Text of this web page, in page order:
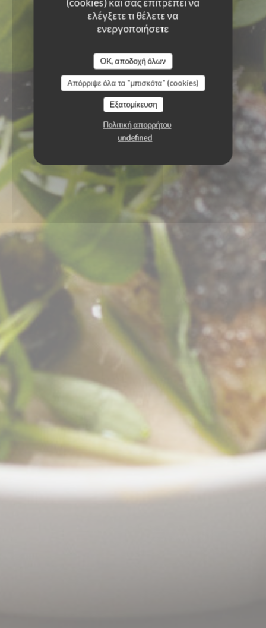
ελέγξετε τι θέλετε να
ενεργοποιήσετε
OK, αποδοχή όλων
Απόρριψε όλα τα "μπισκότα" (cookies)
Εξατομίκευση
Πολιτική απορρήτου
undefined